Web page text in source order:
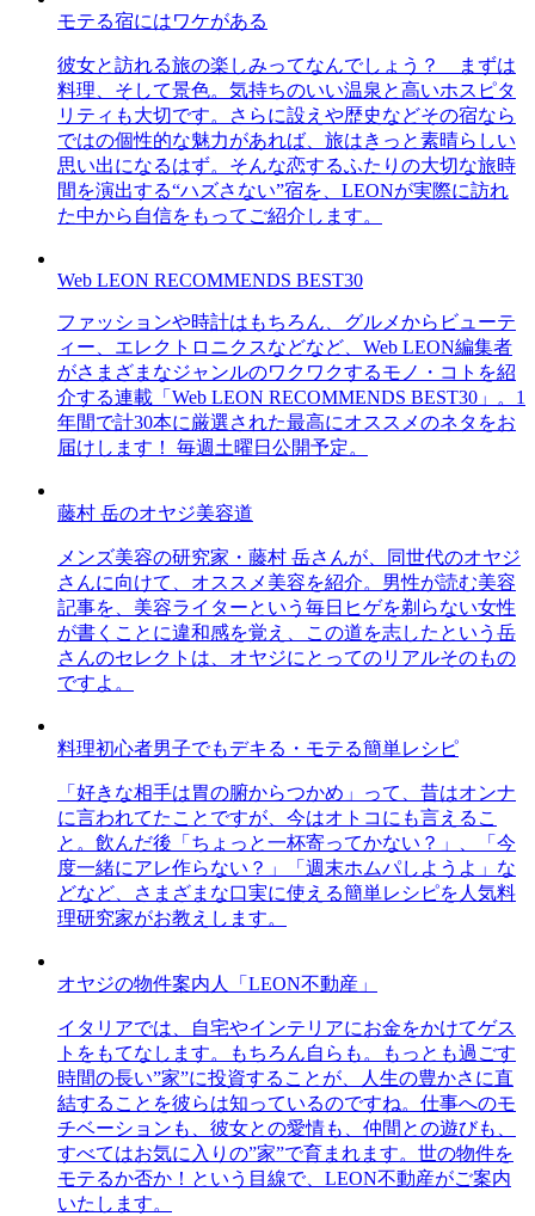
モテる宿にはワケがある
彼女と訪れる旅の楽しみってなんでしょう？ まずは
料理、そして景色。気持ちのいい温泉と高いホスピタ
リティも大切です。さらに設えや歴史などその宿なら
ではの個性的な魅力があれば、旅はきっと素晴らしい
思い出になるはず。そんな恋するふたりの大切な旅時
間を演出する“ハズさない”宿を、LEONが実際に訪れ
た中から自信をもってご紹介します。
Web LEON RECOMMENDS BEST30
ファッションや時計はもちろん、グルメからビューテ
ィー、エレクトロニクスなどなど、Web LEON編集者
がさまざまなジャンルのワクワクするモノ・コトを紹
介する連載「Web LEON RECOMMENDS BEST30」。1
年間で計30本に厳選された最高にオススメのネタをお
届けします！ 毎週土曜日公開予定。
藤村 岳のオヤジ美容道
メンズ美容の研究家・藤村 岳さんが、同世代のオヤジ
さんに向けて、オススメ美容を紹介。男性が読む美容
記事を、美容ライターという毎日ヒゲを剃らない女性
が書くことに違和感を覚え、この道を志したという岳
さんのセレクトは、オヤジにとってのリアルそのもの
ですよ。
料理初心者男子でもデキる・モテる簡単レシピ
「好きな相手は胃の腑からつかめ」って、昔はオンナ
に言われてたことですが、今はオトコにも言えるこ
と。飲んだ後「ちょっと一杯寄ってかない？」、「今
度一緒にアレ作らない？」「週末ホムパしようよ」な
どなど、さまざまな口実に使える簡単レシピを人気料
理研究家がお教えします。
オヤジの物件案内人「LEON不動産」
イタリアでは、自宅やインテリアにお金をかけてゲス
トをもてなします。もちろん自らも。もっとも過ごす
時間の長い”家”に投資することが、人生の豊かさに直
結することを彼らは知っているのですね。仕事へのモ
チベーションも、彼女との愛情も、仲間との遊びも、
すべてはお気に入りの”家”で育まれます。世の物件を
モテるか否か！という目線で、LEON不動産がご案内
いたします。